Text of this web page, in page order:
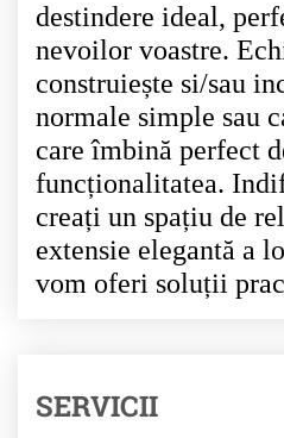
destindere ideal,
nevoilor voastre.
construiește si/sau
normale simple sau
care îmbină perfect
funcționalitatea.
creați un spațiu de
extensie elegantă a
vom oferi soluții
SERVICII